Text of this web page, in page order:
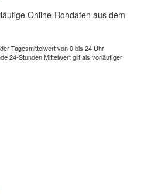
Online-Rohdaten aus dem
Tagesmittelwert von 0 bis 24 Uhr
24-Stunden Mittelwert gilt als vorläufiger